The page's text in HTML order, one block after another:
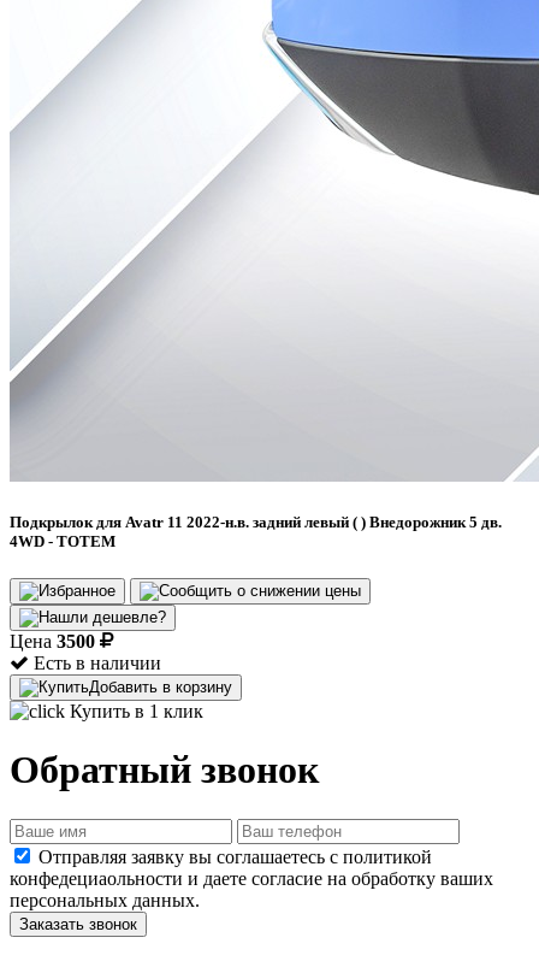
Подкрылок для Avatr 11 2022-н.в. задний левый ( ) Внедорожник 5 дв.
4WD - TOTEM
Цена 3500
Есть в наличии
Добавить в корзину
Купить в 1 клик
Обратный звонок
Отправляя заявку вы соглашаетесь с политикой
конфедециаольности и даете согласие на обработку ваших
персональных данных.
Заказать звонок